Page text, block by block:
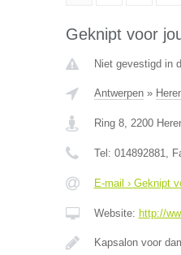
Geknipt voor
Niet gevestigd in
Antwerpen»
Ring 8, 2200
Tel: 014892881,
E-mail › Geknipt
Website: http://
Kapsalon voor